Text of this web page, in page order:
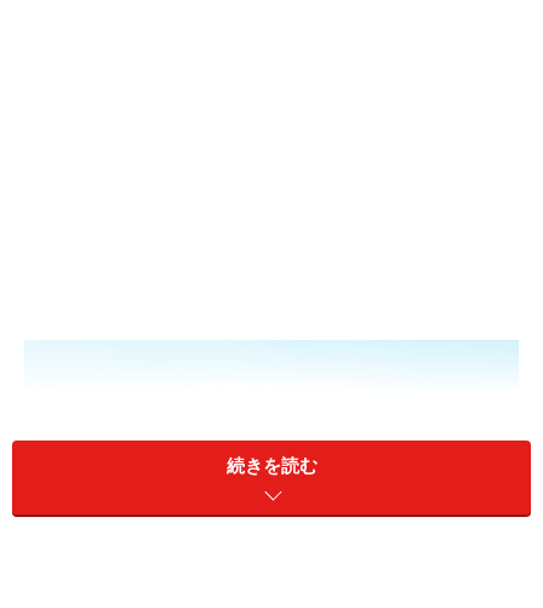
続きを読む